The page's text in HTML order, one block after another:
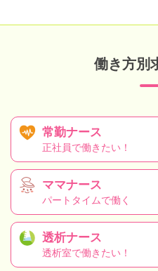
働き方別
常勤ナース
正社員で働きたい！
ママナース
パートタイムで働く
透析ナース
透析室で働きたい！